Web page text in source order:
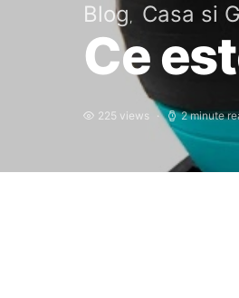
Blog Casa si
Ce
225 views 2 minute